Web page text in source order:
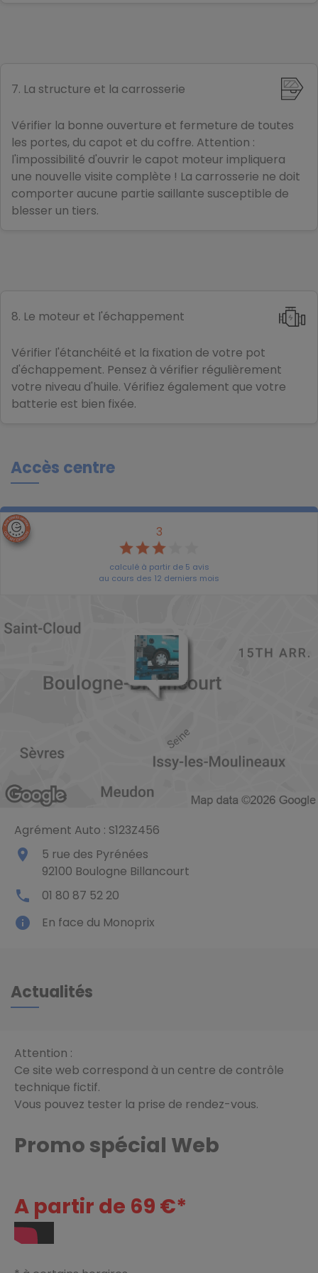
7. La structure et la carrosserie
Vérifier la bonne ouverture et fermeture de toutes
les portes, du capot et du coffre. Attention :
l'impossibilité d'ouvrir le capot moteur impliquera
une nouvelle visite complète ! La carrosserie ne doit
comporter aucune partie saillante susceptible de
blesser un tiers.
8. Le moteur et l'échappement
Vérifier l'étanchéité et la fixation de votre pot
d'échappement. Pensez à vérifier régulièrement
votre niveau d'huile. Vérifiez également que votre
batterie est bien fixée.
Accès centre
3
calculé à partir de 5 avis
au cours des 12 derniers mois
Agrément Auto : S123Z456
place
5 rue des Pyrénées
92100 Boulogne Billancourt
local_phone 01 80 87 52 20
info En face du Monoprix
Actualités
Attention :
Ce site web correspond à un centre de contrôle
technique fictif.
Vous pouvez tester la prise de rendez-vous.
Promo spécial Web
A partir de 69 €*